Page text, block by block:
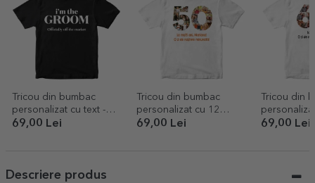
Tricou din bumbac
personalizat cu text -
Echipa mirelui
69,00 Lei
Tricou din bumbac
personalizat cu 12
poze și mesaj - 50 de
69,00 Lei
Tricou din
poze și
69,00 Lei
Descriere produs